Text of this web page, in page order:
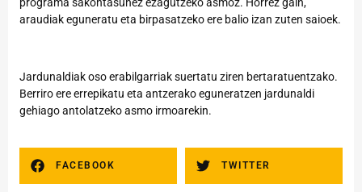
programa sakontasunez ezagutzeko asmoz. Horrez gain,
araudiak eguneratu eta birpasatzeko ere balio izan zuten saioek.
Jardunaldiak oso erabilgarriak suertatu ziren bertaratuentzako.
Berriro ere errepikatu eta antzerako eguneratzen jardunaldi
gehiago antolatzeko asmo irmoarekin.
FACEBOOK TWITTER